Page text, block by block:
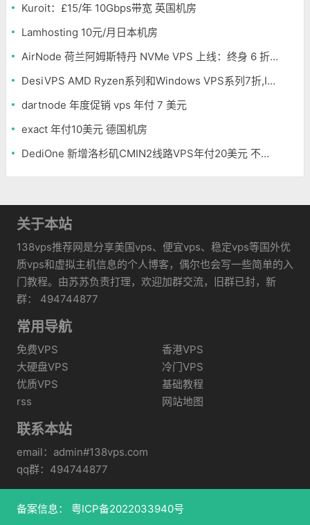
Kuroit：£15/年 10Gbps带宽 英国机房
Lamhosting 10元/月日本机房
AirNode 荷兰阿姆斯特丹 NVMe VPS 上线：终身 6 折，€1.99/月起，2.5Tbit/s DDoS 防护
DesiVPS AMD Ryzen系列和Windows VPS系列7折,Intel系列年付11.6美元
dartnode 年度促销 vps 年付 7 美元
exact 年付10美元 德国机房
DediOne 新增洛杉矶CMIN2线路VPS年付20美元 不限流量
关于本站
138vps推荐网是分享美国vps、便宜vps、稳定vps等国外优
质vps和虚拟主机信息的个人博客，偶尔也会写一些简单的入
门教程。由苏苏负责打理，欢迎加群交流，旧群已封，新
群： 494744877
常用导航
免费VPS
香港VPS
大硬盘VPS
冷门VPS
优质VPS
基础教程
rss
网站地图
联系本站
email：admin#138vps.com
qq群：494744877
备案信息： 粤ICP备2022033940号